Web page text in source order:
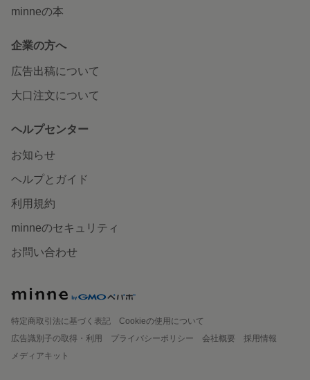
minneの本
企業の方へ
広告出稿について
大口注文について
ヘルプセンター
お知らせ
ヘルプとガイド
利用規約
minneのセキュリティ
お問い合わせ
特定商取引法に基づく表記
Cookieの使用について
広告識別子の取得・利用
プライバシーポリシー 会社概要
採用情報
メディアキット